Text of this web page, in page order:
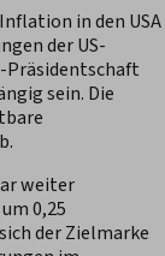
in den USA
der US-
Präsidentschaft
sein. Die
weiter
0,25
der Zielmarke